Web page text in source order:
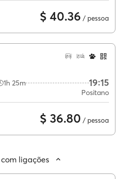
$ 40.36 / pessoa
1h 25m 19:15
Positano
$ 36.80 / pessoa
ligações